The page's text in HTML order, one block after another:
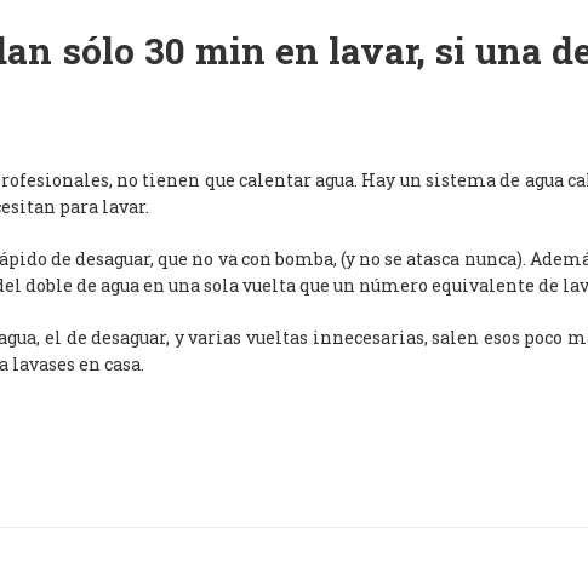
sólo 30 min en lavar, si una
no tienen que calentar agua. Hay un sistema de agua
para lavar.
de desaguar, que no va con bomba, (y no se atasca nunca).
doble de agua en una sola vuelta que un número equivalente de
el de desaguar, y varias vueltas innecesarias, salen esos poco
en casa.